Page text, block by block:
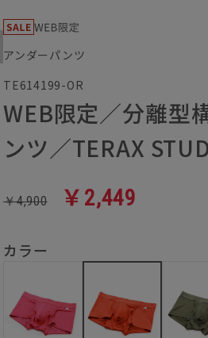
アンダーパンツ
TE614199-OR
WEB限定／分離型
ンツ／TERAX
￥4,900 ￥2,449
カラー